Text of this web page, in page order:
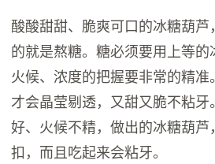
酸酸甜甜、脆爽可口的冰糖葫
的就是熬糖。糖必须要用上等
火候、浓度的把握要非常的精准
才会晶莹剔透，又甜又脆不粘牙
好、火候不精，做出的冰糖葫芦
扣，而且吃起来会粘牙。